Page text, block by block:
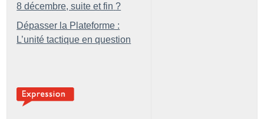
8 décembre, suite et fin ?
Dépasser la Plateforme :
L’unité tactique en question